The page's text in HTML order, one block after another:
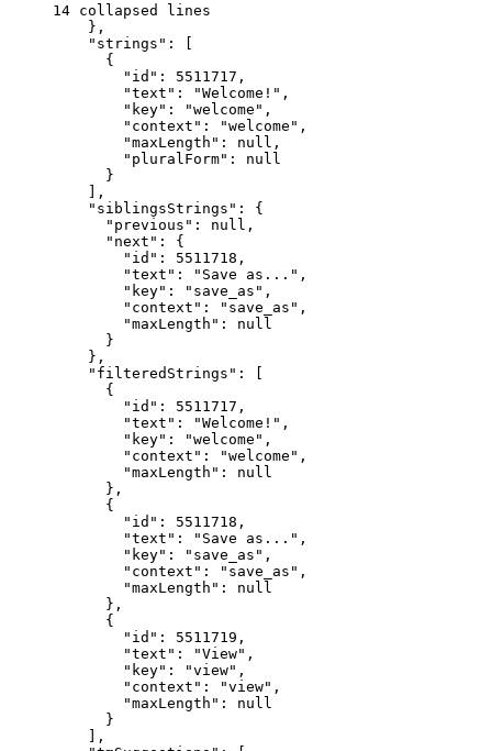
14 collapsed lines
},
"strings" : [
{
"id" : 5511717 ,
"text" : "Welcome! " ,
"key" : "welcome " ,
"context" : "welcome " ,
"maxLength" : null ,
"pluralForm" : null
}
],
"siblingsStrings" : {
"previous" : null ,
"next" : {
"id" : 5511718 ,
"text" : " Save as... " ,
"key" : " save_as " ,
"context" : " save_as " ,
"maxLength" : null
}
},
"filteredStrings" : [
{
"id" : 5511717 ,
"text" : "Welcome! " ,
"key" : "welcome " ,
"context" : "welcome " ,
"maxLength" : null
},
{
"id" : 5511718 ,
"text" : " Save as... " ,
"key" : " save_as " ,
"context" : " save_as " ,
"maxLength" : null
},
{
"id" : 5511719 ,
"text" : "View" ,
"key" : "view" ,
"context" : "view" ,
"maxLength" : null
}
],